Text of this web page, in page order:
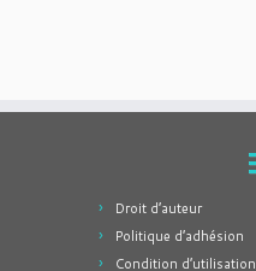
Droit d’auteur
Politique d’adhésion
Condition d’utilisation